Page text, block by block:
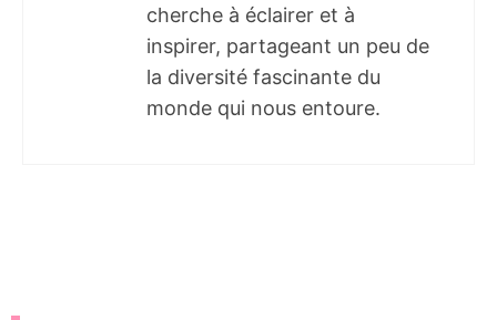
cherche à éclairer et à
inspirer, partageant un peu de
la diversité fascinante du
monde qui nous entoure.